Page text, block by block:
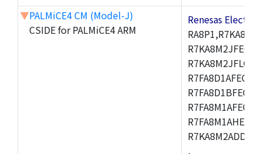
▼PALMiCE4 CM (Model-J)
CSIDE for PALMiCE4 ARM
Renesas
,